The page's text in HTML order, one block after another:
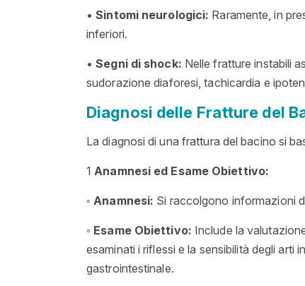
•Sintomi neurologici: Raramente, in
inferiori.
•Segni di shock: Nelle fratture instabili
sudorazionediaforesi, tachicardia e
Diagnosi delle Fratture del
La diagnosi di una frattura del bacino si
1Anamnesi ed Esame Obiettivo:
◦Anamnesi: Si raccolgono informazioni
◦ Esame Obiettivo: Include la
esaminati i riflessi e la sensibilità degli arti
gastrointestinale.